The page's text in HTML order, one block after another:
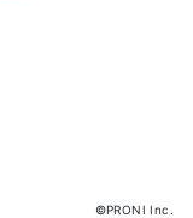
©PRONI Inc.